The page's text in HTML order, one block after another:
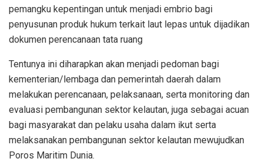
pemangku kepentingan untuk menjadi embrio bagi
penyusunan produk hukum terkait laut lepas untuk dijadikan
dokumen perencanaan tata ruang
Tentunya ini diharapkan akan menjadi pedoman bagi
kementerian/lembaga dan pemerintah daerah dalam
melakukan perencanaan, pelaksanaan, serta monitoring dan
evaluasi pembangunan sektor kelautan, juga sebagai acuan
bagi masyarakat dan pelaku usaha dalam ikut serta
melaksanakan pembangunan sektor kelautan mewujudkan
Poros Maritim Dunia.